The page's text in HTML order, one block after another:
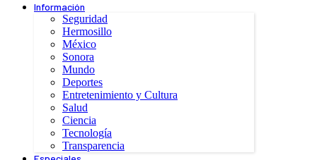
Información
Seguridad
Hermosillo
México
Sonora
Mundo
Deportes
Entretenimiento y Cultura
Salud
Ciencia
Tecnología
Transparencia